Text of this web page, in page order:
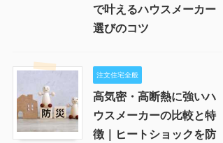
で叶えるハウスメーカー
選びのコツ
注文住宅全般
高気密・高断熱に強いハ
ウスメーカーの比較と特
徴｜ヒートショックを防